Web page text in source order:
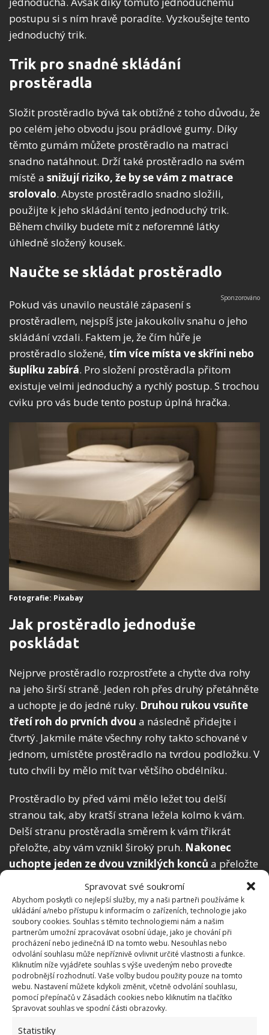
Spravovat své soukromí
Abychom poskytli co nejlepší služby, my a naši partneři používáme k
ukládání a/nebo přístupu k informacím o zařízeních, technologie jako
soubory cookies. Souhlas s těmito technologiemi nám a našim
partnerům umožní zpracovávat osobní údaje, jako je chování při
procházení nebo jedinečná ID na tomto webu. Nesouhlas nebo
odvolání souhlasu může nepříznivě ovlivnit určité vlastnosti a funkce.
Kliknutím níže vyjádřete souhlas s výše uvedeným nebo proveďte
podrobnější rozhodnutí. Vaše volby budou použity pouze na tomto
webu. Nastavení můžete kdykoli změnit, včetně odvolání souhlasu,
pomocí přepínačů v Zásadách cookies nebo kliknutím na tlačítko
Spravovat souhlas ve spodní části obrazovky.
Statistiky
postupu si s ním hravě poradíte. Vyzkoušejte tento
jednoduchý trik.
Trik pro snadné skládání
prostěradla
Složit prostěradlo bývá tak obtížné z toho důvodu, že
po celém jeho obvodu jsou prádlové gumy. Díky
těmto gumám můžete prostěradlo na matraci
snadno natáhnout. Drží také prostěradlo na svém
místě a snižují riziko, že by se vám z matrace
srolovalo. Abyste prostěradlo snadno složili,
použijte k jeho skládání tento jednoduchý trik.
Během chvilky budete mít z neforemné látky
úhledně složený kousek.
Naučte se skládat prostěradlo
Pokud vás unavilo neustálé zápasení s
prostěradlem, nejspíš jste jakoukoliv snahu o jeho
skládání vzdali. Faktem je, že čím hůře je
prostěradlo složené, tím více místa ve skříni nebo
šuplíku zabírá. Pro složení prostěradla přitom
existuje velmi jednoduchý a rychlý postup. S trochou
cviku pro vás bude tento postup úplná hračka.
Fotografie: Pixabay
Jak prostěradlo jednoduše
poskládat
Nejprve prostěradlo rozprostřete a chyťte dva rohy
na jeho širší straně. Jeden roh přes druhý přetáhněte
a uchopte je do jedné ruky. Druhou rukou vsuňte
třetí roh do prvních dvou a následně přidejte i
čtvrtý. Jakmile máte všechny rohy takto schované v
jednom, umístěte prostěradlo na tvrdou podložku. V
tuto chvíli by mělo mít tvar většího obdélníku.
Prostěradlo by před vámi mělo ležet tou delší
stranou tak, aby kratší strana ležela kolmo k vám.
Delší stranu prostěradla směrem k vám třikrát
přeložte, aby vám vznikl široký pruh. Nakonec
uchopte jeden ze dvou vzniklých konců a přeložte
prostěradlo směrem k sobě tak, abyste ho
poskládali do požadované velikosti. Během chvilky
bude vaše prostěradlo dokonale složené a při
ukládání zabere jen minimum místa. Přesný postup
naleznete ve videu níže.